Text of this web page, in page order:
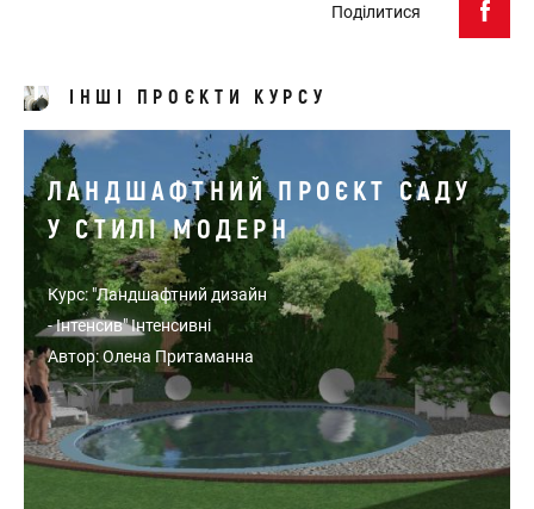
Поділитися
ІНШІ ПРОЄКТИ КУРСУ
ЛАНДШАФТНИЙ ПРОЄКТ САДУ
У СТИЛІ МОДЕРН
Курс: "Ландшафтний дизайн
- Інтенсив" Інтенсивні
Автор: Олена Притаманна